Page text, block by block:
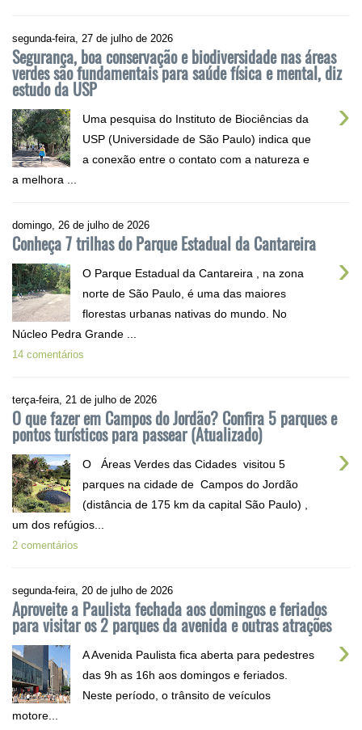
segunda-feira, 27 de julho de 2026
Segurança, boa conservação e biodiversidade nas áreas
verdes são fundamentais para saúde física e mental, diz
estudo da USP
›
Uma pesquisa do Instituto de Biociências da
USP (Universidade de São Paulo) indica que
a conexão entre o contato com a natureza e
a melhora ...
domingo, 26 de julho de 2026
Conheça 7 trilhas do Parque Estadual da Cantareira
›
O Parque Estadual da Cantareira , na zona
norte de São Paulo, é uma das maiores
florestas urbanas nativas do mundo. No
Núcleo Pedra Grande ...
14 comentários
terça-feira, 21 de julho de 2026
O que fazer em Campos do Jordão? Confira 5 parques e
pontos turísticos para passear (Atualizado)
›
O Áreas Verdes das Cidades visitou 5
parques na cidade de Campos do Jordão
(distância de 175 km da capital São Paulo) ,
um dos refúgios...
2 comentários
segunda-feira, 20 de julho de 2026
Aproveite a Paulista fechada aos domingos e feriados
para visitar os 2 parques da avenida e outras atrações
›
A Avenida Paulista fica aberta para pedestres
das 9h as 16h aos domingos e feriados.
Neste período, o trânsito de veículos
motore...